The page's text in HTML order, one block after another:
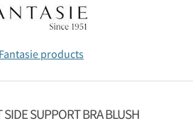
products
SUPPORT BRA BLUSH